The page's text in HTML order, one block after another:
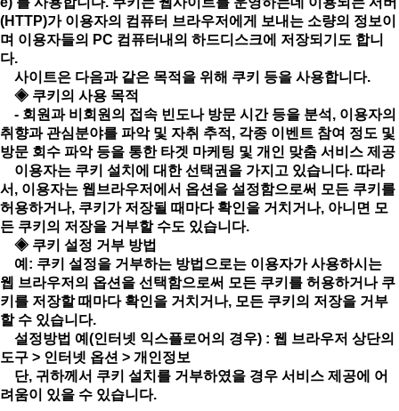
(HTTP)가 이용자의 컴퓨터 브라우저에게 보내는 소량의 정보이
며 이용자들의 PC 컴퓨터내의 하드디스크에 저장되기도 합니
다.
사이트은 다음과 같은 목적을 위해 쿠키 등을 사용합니다.
◈ 쿠키의 사용 목적
- 회원과 비회원의 접속 빈도나 방문 시간 등을 분석, 이용자의
취향과 관심분야를 파악 및 자취 추적, 각종 이벤트 참여 정도 및
방문 회수 파악 등을 통한 타겟 마케팅 및 개인 맞춤 서비스 제공
이용자는 쿠키 설치에 대한 선택권을 가지고 있습니다. 따라
서, 이용자는 웹브라우저에서 옵션을 설정함으로써 모든 쿠키를
허용하거나, 쿠키가 저장될 때마다 확인을 거치거나, 아니면 모
든 쿠키의 저장을 거부할 수도 있습니다.
◈ 쿠키 설정 거부 방법
예: 쿠키 설정을 거부하는 방법으로는 이용자가 사용하시는
웹 브라우저의 옵션을 선택함으로써 모든 쿠키를 허용하거나 쿠
키를 저장할 때마다 확인을 거치거나, 모든 쿠키의 저장을 거부
할 수 있습니다.
설정방법 예(인터넷 익스플로어의 경우) : 웹 브라우저 상단의
도구 > 인터넷 옵션 > 개인정보
단, 귀하께서 쿠키 설치를 거부하였을 경우 서비스 제공에 어
려움이 있을 수 있습니다.